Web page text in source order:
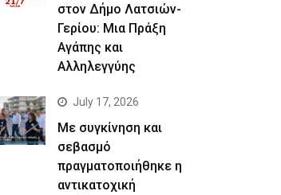
στον Δήμο Λατσιών-
Γερίου: Μια Πράξη
Αγάπης και
Αλληλεγγύης
July 17, 2026
Με συγκίνηση και
σεβασμό
πραγματοποιήθηκε η
αντικατοχική